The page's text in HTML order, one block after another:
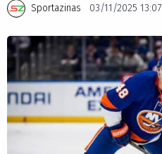
Sportazinas 03/11/2025 13:07